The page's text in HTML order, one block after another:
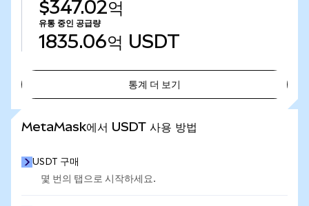
$347.02억
유통 중인 공급량
1835.06억 USDT
통계 더 보기
MetaMask에서 USDT 사용 방법
USDT 구매
몇 번의 탭으로 시작하세요.